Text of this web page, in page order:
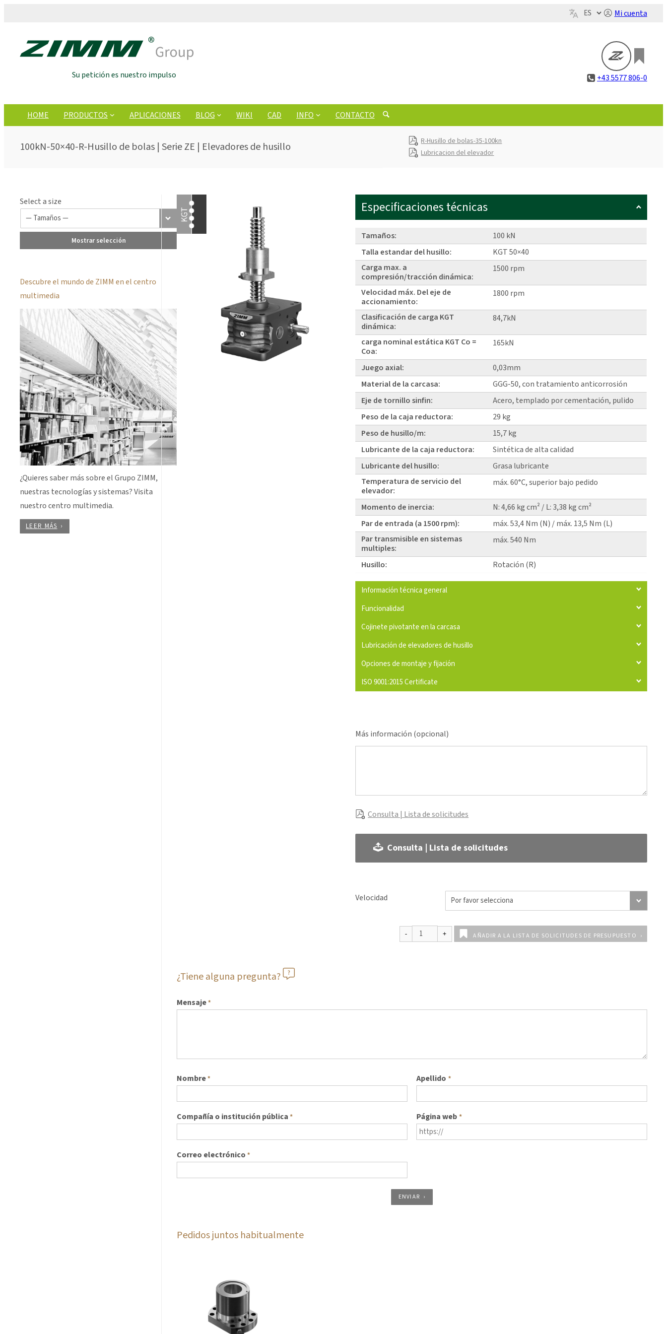
Mi cuenta
Su petición es nuestro impulso +43 5577 806-0
HOME PRODUCTOS APLICACIONES BLOG WIKI CAD INFO CONTACTO
100kN-50×40-R-Husillo de bolas | Serie ZE | Elevadores de husillo
R-Husillo de bolas-35-100kn
Lubricacion del elevador
Select a size
Mostrar selección
Descubre el mundo de ZIMM en el centro
multimedia
¿Quieres saber más sobre el Grupo ZIMM,
nuestras tecnologías y sistemas? Visita
nuestro centro multimedia.
LEER MÁS
Especificaciones técnicas
Tamaños:
100 kN
Talla estandar del husillo:
KGT 50×40
Carga max. a
compresión/tracción dinámica:
1500 rpm
Velocidad máx. Del eje de
accionamiento:
1800 rpm
Clasificación de carga KGT
dinámica:
84,7kN
carga nominal estática KGT Co =
Coa:
165kN
Juego axial:
0,03mm
Material de la carcasa:
GGG-50, con tratamiento anticorrosión
Eje de tornillo sinfin:
Acero, templado por cementación, pulido
Peso de la caja reductora:
29 kg
Peso de husillo/m:
15,7 kg
Lubricante de la caja reductora:
Sintética de alta calidad
Lubricante del husillo:
Grasa lubricante
Temperatura de servicio del
elevador:
máx. 60°C, superior bajo pedido
Momento de inercia:
N: 4,66 kg cm² / L: 3,38 kg cm²
Par de entrada (a 1500 rpm):
máx. 53,4 Nm (N) / máx. 13,5 Nm (L)
Par transmisible en sistemas
multiples:
máx. 540 Nm
Husillo: Rotación (R)
Información técnica general
Funcionalidad
Cojinete pivotante en la carcasa
Lubricación de elevadores de husillo
Opciones de montaje y fijación
ISO 9001:2015 Certificate
Más información (opcional)
Consulta | Lista de solicitudes
Consulta | Lista de solicitudes
Velocidad
AÑADIR A LA LISTA DE SOLICITUDES DE PRESUPUESTO
¿Tiene alguna pregunta?
Mensaje*
Nombre* Apellido *
Compañía o institución pública * Página web *
Correo electrónico *
ENVIAR
Pedidos juntos habitualmente